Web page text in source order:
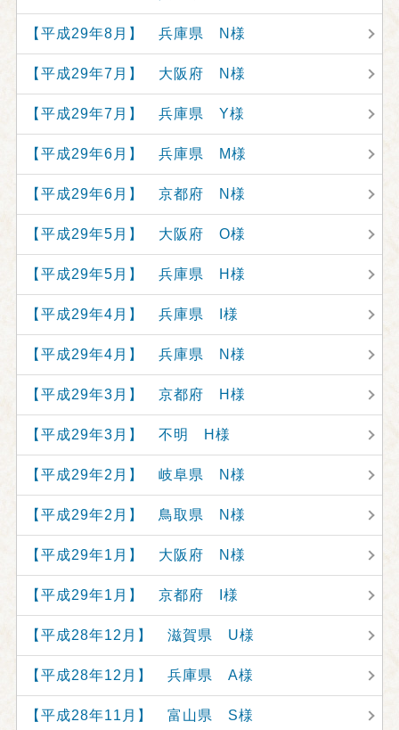
【平成29年8月】 兵庫県 N様
【平成29年7月】 大阪府 N様
【平成29年7月】 兵庫県 Y様
【平成29年6月】 兵庫県 M様
【平成29年6月】 京都府 N様
【平成29年5月】 大阪府 O様
【平成29年5月】 兵庫県 H様
【平成29年4月】 兵庫県 I様
【平成29年4月】 兵庫県 N様
【平成29年3月】 京都府 H様
【平成29年3月】 不明 H様
【平成29年2月】 岐阜県 N様
【平成29年2月】 鳥取県 N様
【平成29年1月】 大阪府 N様
【平成29年1月】 京都府 I様
【平成28年12月】 滋賀県 U様
【平成28年12月】 兵庫県 A様
【平成28年11月】 富山県 S様